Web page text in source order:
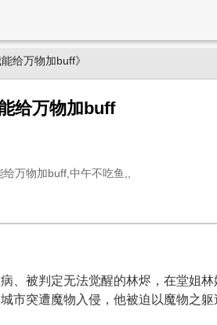
给万物加buff》
给万物加buff
给万物加buff,中午不吃鱼,,
、被判定无法觉醒的林烬，在堂姐
市突遭魔物入侵，他被迫以魔物